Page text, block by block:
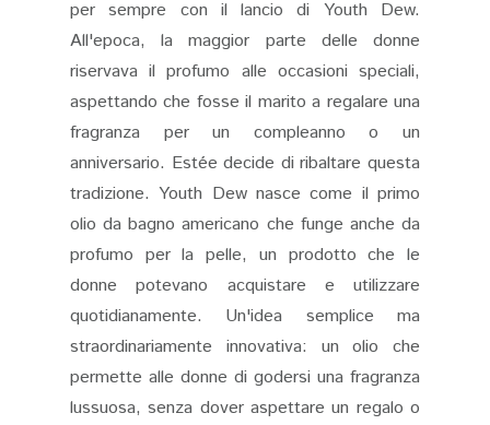
per sempre con il lancio di Youth Dew.
All'epoca, la maggior parte delle donne
riservava il profumo alle occasioni speciali,
aspettando che fosse il marito a regalare una
fragranza per un compleanno o un
anniversario. Estée decide di ribaltare questa
tradizione. Youth Dew nasce come il primo
olio da bagno americano che funge anche da
profumo per la pelle, un prodotto che le
donne potevano acquistare e utilizzare
quotidianamente. Un'idea semplice ma
straordinariamente innovativa: un olio che
permette alle donne di godersi una fragranza
lussuosa, senza dover aspettare un regalo o